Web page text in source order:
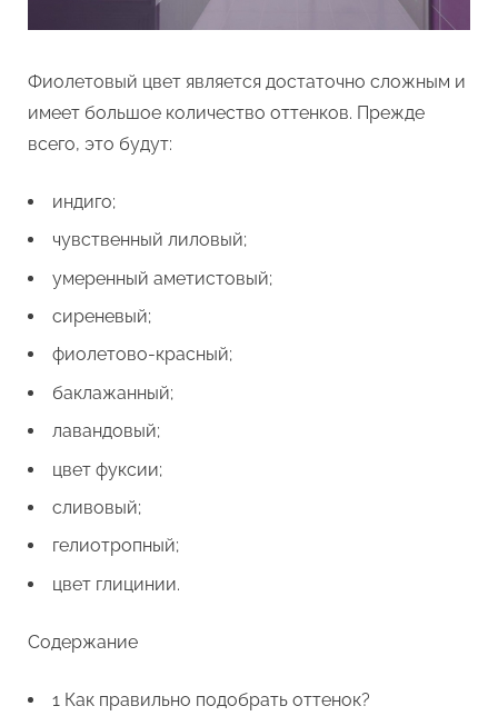
Фиолетовый цвет является достаточно сложным и
имеет большое количество оттенков. Прежде
всего, это будут:
индиго;
чувственный лиловый;
умеренный аметистовый;
сиреневый;
фиолетово-красный;
баклажанный;
лавандовый;
цвет фуксии;
сливовый;
гелиотропный;
цвет глицинии.
Содержание
1 Как правильно подобрать оттенок?